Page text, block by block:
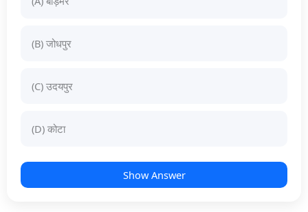
(B) जोधपुर
(C) उदयपुर
(D) कोटा
Show Answer